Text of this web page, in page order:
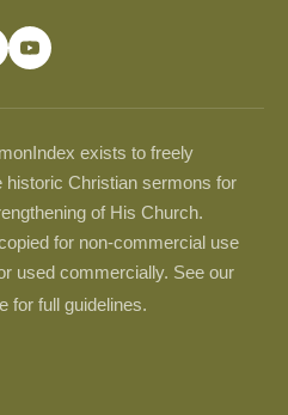
exists to freely
historic Christian sermons for
of His Church.
for non-commercial use
used commercially. See our
for full guidelines.